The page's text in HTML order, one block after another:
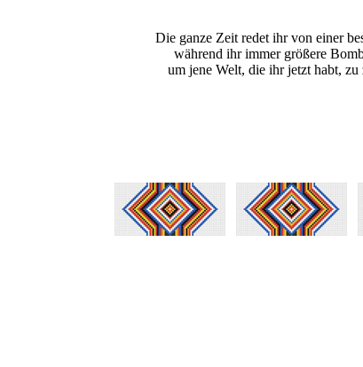
Die ganze Zeit redet ihr von einer
während ihr immer größere
um jene Welt, die ihr jetzt habt, zu